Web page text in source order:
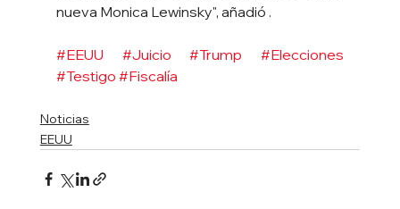
nueva Monica Lewinsky", añadió .
#EEUU #Juicio #Trump
#Elecciones
#Testigo #Fiscalía
Noticias
EEUU